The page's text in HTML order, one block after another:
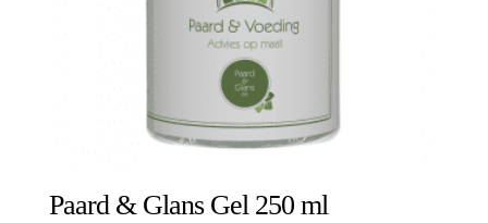
Paard & Glans Gel 250 ml